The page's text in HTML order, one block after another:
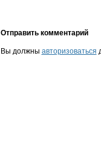
Отправить комментарий
Вы должны авторизоваться